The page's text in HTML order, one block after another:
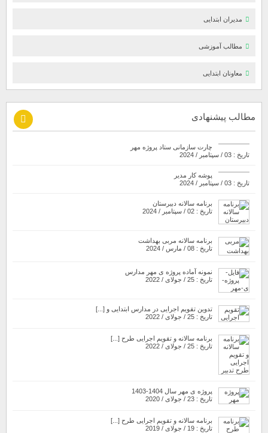
مدیران ابتدایی
مطالب آموزشی
معاونان ابتدایی
مطالب پیشنهادی
چارت سازمانی ستاد پروژه مهر
تاریخ : 03 / سپتامبر / 2024
پوشه کار مدیر
تاریخ : 03 / سپتامبر / 2024
برنامه سالانه دبیرستان
تاریخ : 02 / سپتامبر / 2024
برنامه سالانه مربی بهداشت
تاریخ : 08 / مارس / 2024
نمونه آماده پروژه ی مهر مدارس
تاریخ : 25 / جولای / 2022
تدوین تقویم اجرایی در مدارس ابتدایی و [...]
تاریخ : 25 / جولای / 2022
برنامه سالانه و تقویم اجرایی طرح [...]
تاریخ : 25 / جولای / 2022
پروژه ی مهر سال 1404-1403
تاریخ : 23 / جولای / 2020
برنامه سالانه و تقویم اجرایی طرح [...]
تاریخ : 19 / جولای / 2019